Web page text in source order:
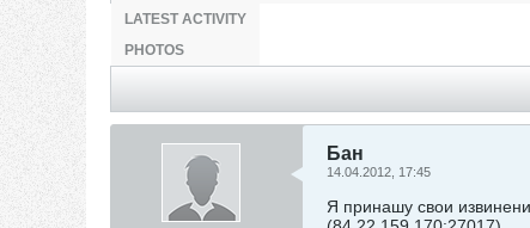
LATEST ACTIVITY
PHOTOS
Бан
14.04.2012, 17:45
Я принашу свои